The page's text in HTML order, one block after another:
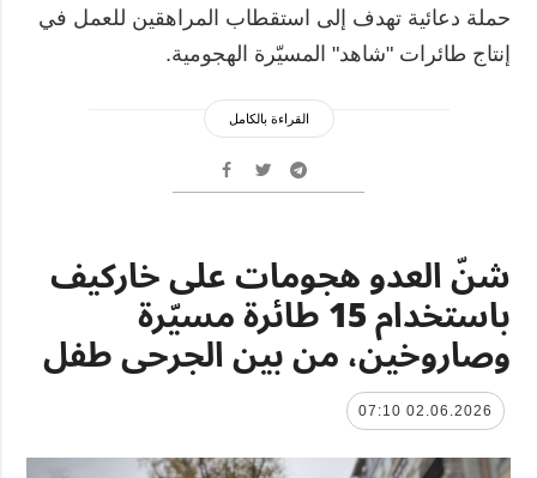
حملة دعائية تهدف إلى استقطاب المراهقين للعمل في
إنتاج طائرات "شاهد" المسيّرة الهجومية.
القراءة بالكامل
شنّ العدو هجومات على خاركيف
باستخدام 15 طائرة مسيّرة
وصاروخين، من بين الجرحى طفل
02.06.2026 07:10